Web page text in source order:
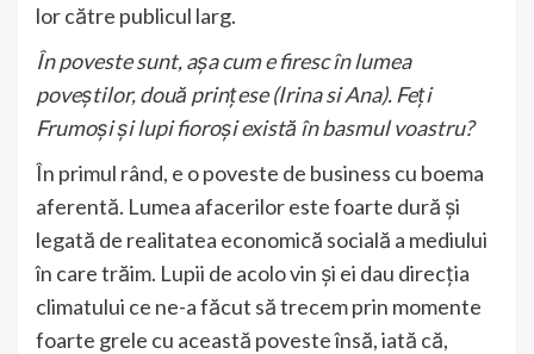
lor către publicul larg.
În poveste sunt, așa cum e firesc în lumea
poveștilor, două prințese (Irina si Ana). Feți
Frumoși și lupi fioroși există în basmul voastru?
În primul rând, e o poveste de business cu boema
aferentă. Lumea afacerilor este foarte dură și
legată de realitatea economică socială a mediului
în care trăim. Lupii de acolo vin și ei dau direcția
climatului ce ne-a făcut să trecem prin momente
foarte grele cu această poveste însă, iată că,